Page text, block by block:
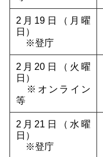
2月19日（月曜
日）
※登庁
2月20日（火曜
日）
※オンライン
等
2月21日（水曜
日）
※登庁